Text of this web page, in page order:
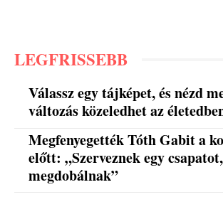
LEGFRISSEBB
Válassz egy tájképet, és nézd
változás közeledhet az
Megfenyegették Tóth Gabit a
előtt: „Szerveznek egy
megdobálnak”